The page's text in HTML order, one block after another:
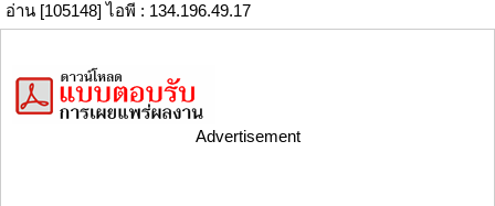
อ่าน [105148] ไอพี : 134.196.49.17
Advertisement